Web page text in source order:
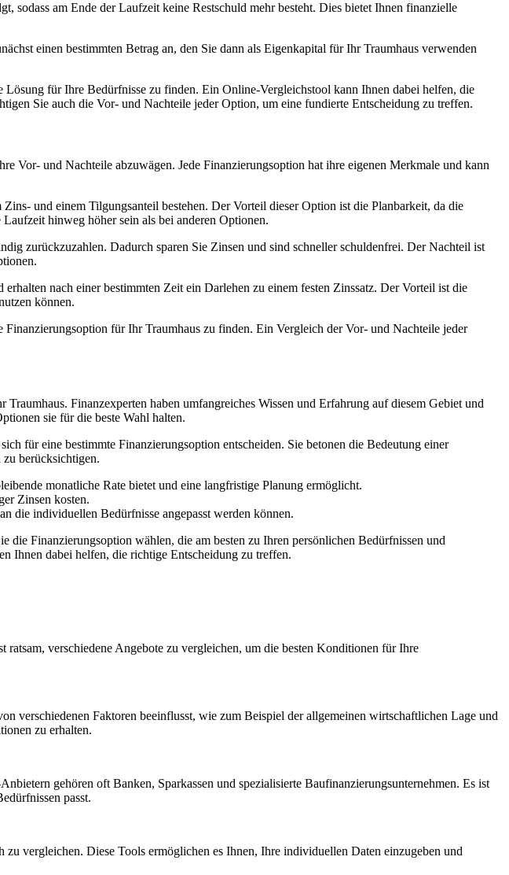
am Ende der Laufzeit keine Restschuld mehr besteht. Dies bietet Ihnen finanzielle
einen bestimmten Betrag an, den Sie dann als Eigenkapital für Ihr Traumhaus verwenden
für Ihre Bedürfnisse zu finden. Ein Online-Vergleichstool kann Ihnen dabei helfen, die
Sie auch die Vor- und Nachteile jeder Option, um eine fundierte Entscheidung zu treffen.
Vor- und Nachteile abzuwägen. Jede Finanzierungsoption hat ihre eigenen Merkmale und kann
und einem Tilgungsanteil bestehen. Der Vorteil dieser Option ist die Planbarkeit, da die
hinweg höher sein als bei anderen Optionen.
zurückzuzahlen. Dadurch sparen Sie Zinsen und sind schneller schuldenfrei. Der Nachteil ist
nach einer bestimmten Zeit ein Darlehen zu einem festen Zinssatz. Der Vorteil ist die
können.
für Ihr Traumhaus zu finden. Ein Vergleich der Vor- und Nachteile jeder
Finanzexperten haben umfangreiches Wissen und Erfahrung auf diesem Gebiet und
sie für die beste Wahl halten.
für eine bestimmte Finanzierungsoption entscheiden. Sie betonen die Bedeutung einer
berücksichtigen.
monatliche Rate bietet und eine langfristige Planung ermöglicht.
Zinsen kosten.
die individuellen Bedürfnisse angepasst werden können.
Finanzierungsoption wählen, die am besten zu Ihren persönlichen Bedürfnissen und
Ihnen dabei helfen, die richtige Entscheidung zu treffen.
verschiedene Angebote zu vergleichen, um die besten Konditionen für Ihre
Faktoren beeinflusst, wie zum Beispiel der allgemeinen wirtschaftlichen Lage und
zu erhalten.
gehören oft Banken, Sparkassen und spezialisierte Baufinanzierungsunternehmen. Es ist
passt.
vergleichen. Diese Tools ermöglichen es Ihnen, Ihre individuellen Daten einzugeben und